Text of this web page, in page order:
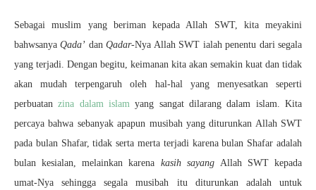
Sebagai muslim yang beriman kepada Allah SWT, kita meyakini
bahwsanyaQada’ danQadar-Nya Allah SWT ialah penentu dari segala
yang terjadi. Dengan begitu, keimanan kita akan semakin kuat dan tidak
akan mudah terpengaruh oleh hal-hal yang menyesatkan seperti
perbuatan zina dalam islam yang sangat dilarang dalam islam. Kita
percaya bahwa sebanyak apapun musibah yang diturunkan Allah SWT
pada bulan Shafar, tidak serta merta terjadi karena bulan Shafar adalah
bulan kesialan, melainkan karena kasih sayang Allah SWT kepada
umat-Nya sehingga segala musibah itu diturunkan adalah untuk